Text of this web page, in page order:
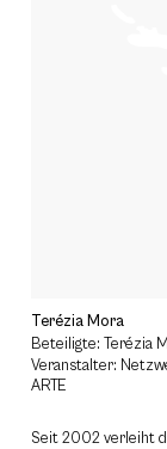
Terézia Mora
Beteiligte: Terézia
Veranstalter:
ARTE
Seit 2002 verleiht